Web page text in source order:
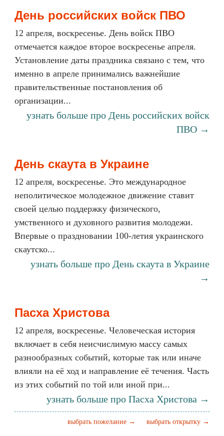
День российских войск ПВО
12 апреля, воскресенье. День войск ПВО
отмечается каждое второе воскресенье апреля.
Установление даты праздника связано с тем, что
именно в апреле принимались важнейшие
правительственные постановления об
организации...
узнать больше про День российских войск
ПВО →
День скаута в Украине
12 апреля, воскресенье. Это международное
неполитическое молодежное движение ставит
своей целью поддержку физического,
умственного и духовного развития молодежи.
Впервые о праздновании 100-летия украинского
скаутско...
узнать больше про День скаута в Украине
→
Пасха Христова
12 апреля, воскресенье. Человеческая история
включает в себя неисчислимую массу самых
разнообразных событий, которые так или иначе
влияли на её ход и направление её течения. Часть
из этих событий по той или иной при...
узнать больше про Пасха Христова →
выбрать открытку →
выбрать пожелание →